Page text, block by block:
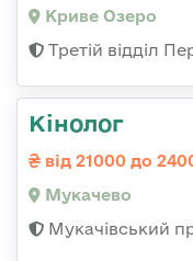
Криве Озеро
Третій відділ
Кінолог
від 21000 до
Мукачево
Мукачівський